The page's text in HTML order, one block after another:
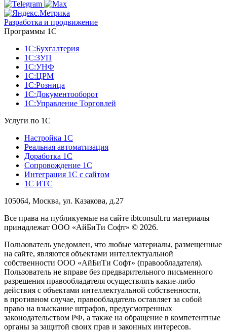
Разработка и продвижение
Программы 1С
1С:Бухгалтерия
1С:ЗУП
1С:УНФ
1С:ЦРМ
1С:Розница
1С:Документооборот
1С:Управление Торговлей
Услуги по 1С
Настройка 1С
Реальная автоматизация
Доработка 1С
Сопровождение 1С
Интеграция 1С с сайтом
1С ИТС
105064, Москва, ул. Казакова, д.27
Все права на публикуемые на сайте ibtconsult.ru материалы
принадлежат ООО «АйБиТи Софт» © 2026.
Пользователь уведомлен, что любые материалы, размещенные
на сайте, являются объектами интеллектуальной
собственности ООО «АйБиТи Софт» (правообладателя).
Пользователь не вправе без предварительного письменного
разрешения правообладателя осуществлять какие-либо
действия с объектами интеллектуальной собственности,
в противном случае, правообладатель оставляет за собой
право на взыскание штрафов, предусмотренных
законодательством РФ, а также на обращение в компетентные
органы за защитой своих прав и законных интересов.